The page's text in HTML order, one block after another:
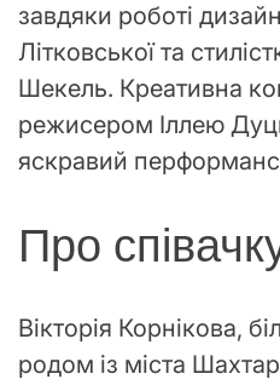
завдяки роботі
Літковської та
Шекель. Креативна
режисером Іллею
яскравий
Про
Вікторія Корнікова,
родом із міста